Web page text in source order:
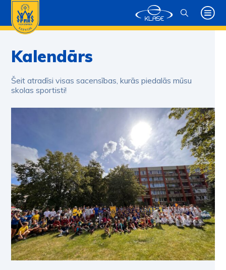
Kalendārs
Šeit atradīsi visas sacensības, kurās piedalās mūsu
skolas sportisti!